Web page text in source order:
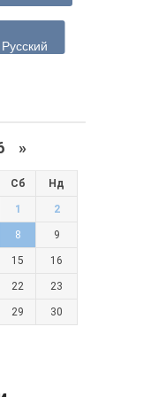
Русский
»
Сб Нд
1 2
8 9
15 16
22 23
29 30